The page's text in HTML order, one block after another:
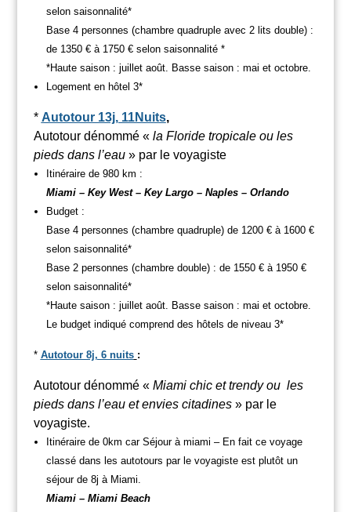
selon saisonnalité*
Base 4 personnes (chambre quadruple avec 2 lits double) :
de 1350 € à 1750 € selon saisonnalité *
*Haute saison : juillet août. Basse saison : mai et octobre.
Logement en hôtel 3*
* Autotour 13j, 11Nuits,
Autotour dénommé « la Floride tropicale ou les
pieds dans l’eau» par le voyagiste
Itinéraire de 980 km :
Miami – Key West – Key Largo – Naples – Orlando
Budget :
Base 4 personnes (chambre quadruple) de 1200 € à 1600 €
selon saisonnalité*
Base 2 personnes (chambre double) : de 1550 € à 1950 €
selon saisonnalité*
*Haute saison : juillet août. Basse saison : mai et octobre.
Le budget indiqué comprend des hôtels de niveau 3*
* Autotour 8j, 6 nuits :
Autotour dénommé « Miami chic et trendy ou les
pieds dans l’eau et envies citadines» par le
voyagiste.
Itinéraire de 0km car Séjour à miami – En fait ce voyage
classé dans les autotours par le voyagiste est plutôt un
séjour de 8j à Miami.
Miami – Miami Beach